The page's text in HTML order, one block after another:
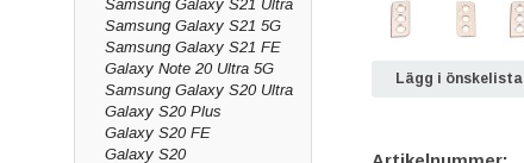
Samsung Galaxy S21 Ultra
Samsung Galaxy S21 5G
Samsung Galaxy S21 FE
Galaxy Note 20 Ultra 5G
Samsung Galaxy S20 Ultra
Galaxy S20 Plus
Galaxy S20 FE
Galaxy S20
Lägg i önskelista